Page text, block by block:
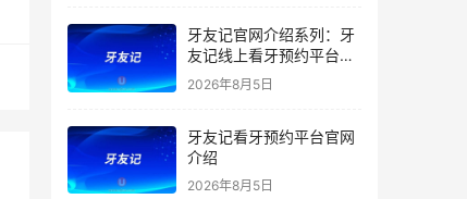
牙友记官网介绍系列：牙
友记线上看牙预约平台的
优势在哪里？
2026年8月5日
牙友记看牙预约平台官网
介绍
2026年8月5日